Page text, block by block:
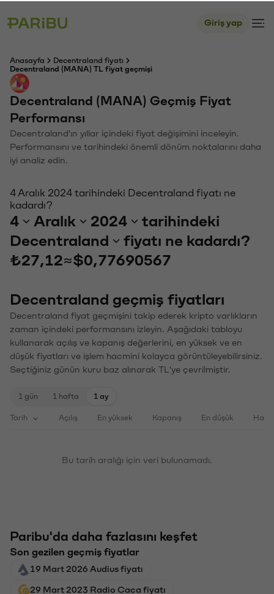
Giriş yap
Anasayfa
Decentraland fiyatı
Decentraland (MANA) TL fiyat geçmişi
Decentraland (MANA) Geçmiş Fiyat
Performansı
Decentraland'ın yıllar içindeki fiyat değişimini inceleyin.
Performansını ve tarihindeki önemli dönüm noktalarını daha
iyi analiz edin.
4 Aralık 2024 tarihindeki Decentraland fiyatı ne
kadardı?
4 Aralık 2024
tarihindeki
Decentraland
fiyatı ne kadardı?
₺27,12≈$0,77690567
Decentraland geçmiş fiyatları
Decentraland fiyat geçmişini takip ederek kripto varlıkların
zaman içindeki performansını izleyin. Aşağıdaki tabloyu
kullanarak açılış ve kapanış değerlerini, en yüksek ve en
düşük fiyatları ve işlem hacmini kolayca görüntüleyebilirsiniz.
Seçtiğiniz günün kuru baz alınarak TL'ye çevrilmiştir.
1 gün 1 hafta 1 ay
Tarih Açılış En yüksek Kapanış En düşük
Bu tarih aralığı için veri bulunamadı.
Paribu'da daha fazlasını keşfet
Son gezilen geçmiş fiyatlar
19 Mart 2026 Audius fiyatı
29 Mart 2023 Radio Caca fiyatı